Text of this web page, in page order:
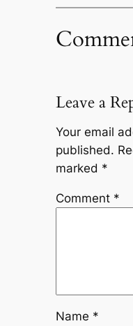
Leave a
Your email
published.
marked *
Comment *
Name *